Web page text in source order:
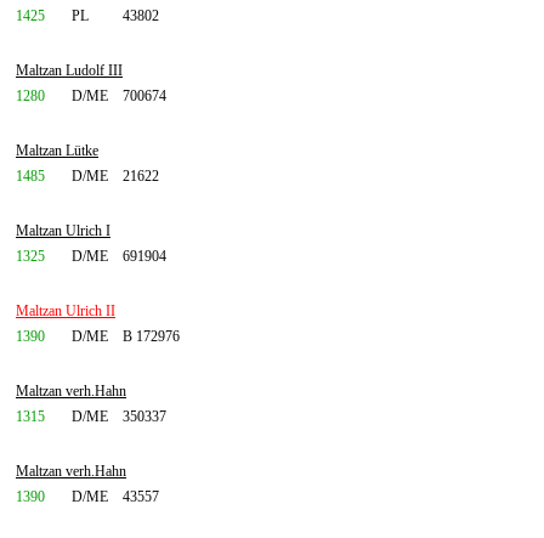
1425
PL 43802
Maltzan Ludolf III
1280
D/ME 700674
Maltzan Lütke
1485
D/ME 21622
Maltzan Ulrich I
1325
D/ME 691904
Maltzan Ulrich II
1390
D/ME B 172976
Maltzan verh.Hahn
1315
D/ME 350337
Maltzan verh.Hahn
1390
D/ME 43557